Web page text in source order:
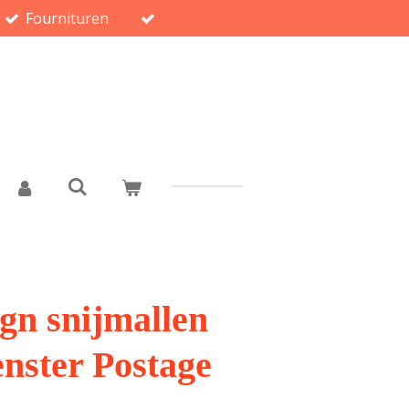
Fournituren
snijmallen
Postage